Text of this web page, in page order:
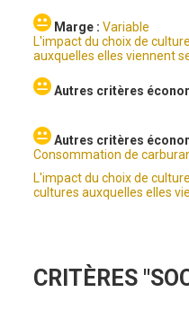
Marge :Variable
L'impact du choix de
auxquelles elles viennent
Autres critères
Autres critères
Consommation de
L'impact du choix de
cultures auxquelles elles
CRITÈRES